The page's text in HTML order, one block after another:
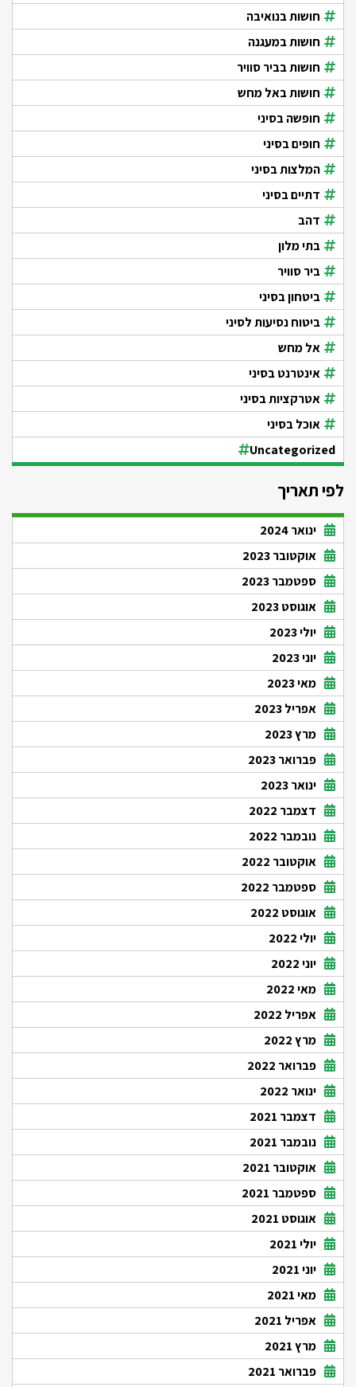
חושות בנואיבה
חושות במעגנה
חושות בביר סוויר
חושות באל מחש
חופשה בסיני
חופים בסיני
המלצות בסיני
דתיים בסיני
דהב
בתי מלון
ביר סוויר
ביטחון בסיני
ביטוח נסיעות לסיני
אל מחש
אינטרנט בסיני
אטרקציות בסיני
אוכל בסיני
Uncategorized
לפי תאריך
ינואר 2024
אוקטובר 2023
ספטמבר 2023
אוגוסט 2023
יולי 2023
יוני 2023
מאי 2023
אפריל 2023
מרץ 2023
פברואר 2023
ינואר 2023
דצמבר 2022
נובמבר 2022
אוקטובר 2022
ספטמבר 2022
אוגוסט 2022
יולי 2022
יוני 2022
מאי 2022
אפריל 2022
מרץ 2022
פברואר 2022
ינואר 2022
דצמבר 2021
נובמבר 2021
אוקטובר 2021
ספטמבר 2021
אוגוסט 2021
יולי 2021
יוני 2021
מאי 2021
אפריל 2021
מרץ 2021
פברואר 2021